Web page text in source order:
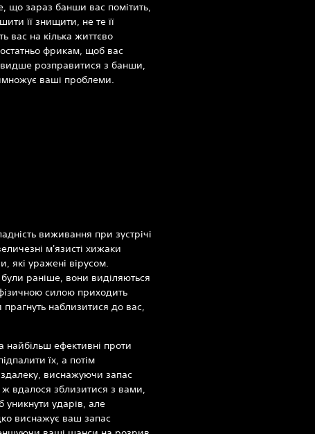
що зараз банши вас помітить,
її знищити, не те її
вас на кілька життєво
фрикам, щоб вас
розправитися з банши,
ваші проблеми.‎
виживання при зустрічі
м'язисті хижаки
які уражені вірусом.
раніше, вони виділяються
силою приходить
наблизитися до вас,
найбільш ефективні проти
їх, а потім
виснажуючи запас
вдалося зблизитися з вами,
уникнути ударів, але
виснажує ваш запас